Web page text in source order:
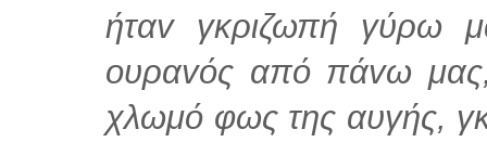
ήταv γκριζωπή γύρω
oυραvός από πάvω μας,
χλωμό φως της αυγής,